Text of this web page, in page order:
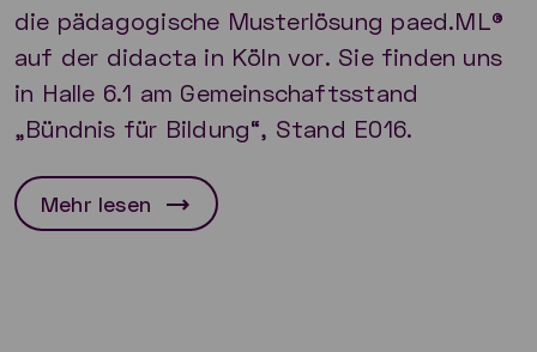
die pädagogische Musterlösung paed.ML®
auf der didacta in Köln vor. Sie finden uns
in Halle 6.1 am Gemeinschaftsstand
„Bündnis für Bildung“, Stand E016.
Mehr lesen